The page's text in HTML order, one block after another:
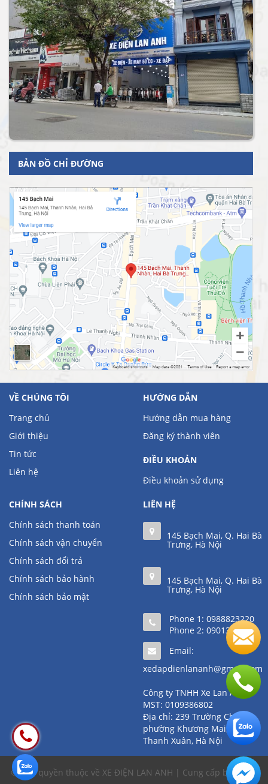
BẢN ĐỒ CHỈ ĐƯỜNG
VỀ CHÚNG TÔI
Trang chủ
Giới thiệu
Tin tức
Liên hệ
HƯỚNG DẪN
Hướng dẫn mua hàng
Đăng ký thành viên
ĐIỀU KHOẢN
Điều khoản sử dụng
CHÍNH SÁCH
Chính sách thanh toán
Chính sách vận chuyển
Chính sách đổi trả
Chính sách bảo hành
Chính sách bảo mật
LIÊN HỆ
145 Bạch Mai, Q. Hai Bà
Trưng, Hà Nội
145 Bạch Mai, Q. Hai Bà
Trưng, Hà Nội
Phone 1: 0988823220
Phone 2: 0901361111
Email:
xedapdienlananh@gmail.com
Công ty TNHH Xe Lan Anh
MST: 0109386802
Địa chỉ: 239 Trường Chinh,
phường Khương Mai, quận
Thanh Xuân, Hà Nội
© Bản quyền thuộc về XE ĐIỆN LAN ANH | Cung cấp bởiSapo